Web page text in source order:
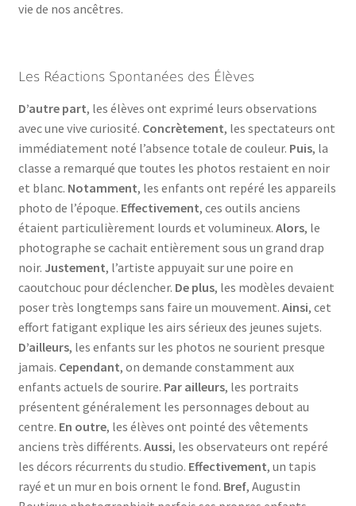
vie de nos ancêtres.
Les Réactions Spontanées des Élèves
D’autre part, les élèves ont exprimé leurs observations
avec une vive curiosité. Concrètement, les spectateurs ont
immédiatement noté l’absence totale de couleur. Puis, la
classe a remarqué que toutes les photos restaient en noir
et blanc. Notamment, les enfants ont repéré les appareils
photo de l’époque. Effectivement, ces outils anciens
étaient particulièrement lourds et volumineux. Alors, le
photographe se cachait entièrement sous un grand drap
noir. Justement, l’artiste appuyait sur une poire en
caoutchouc pour déclencher. De plus, les modèles devaient
poser très longtemps sans faire un mouvement. Ainsi, cet
effort fatigant explique les airs sérieux des jeunes sujets.
D’ailleurs, les enfants sur les photos ne sourient presque
jamais. Cependant, on demande constamment aux
enfants actuels de sourire. Par ailleurs, les portraits
présentent généralement les personnages debout au
centre. En outre, les élèves ont pointé des vêtements
anciens très différents. Aussi, les observateurs ont repéré
les décors récurrents du studio. Effectivement, un tapis
rayé et un mur en bois ornent le fond. Bref, Augustin